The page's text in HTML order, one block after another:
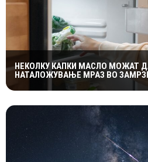
НЕКОЛКУ КАПКИ МАСЛО МОЖАТ
НАТАЛОЖУВАЊЕ МРАЗ ВО
ФУНКЦИОНИРА ЕДНОСТАВНИОТ